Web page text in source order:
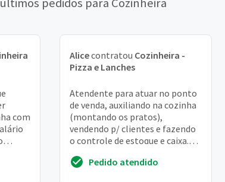
com
Alicecontratou Cozinheira -
Pizza e Lanches
Atendente para atuar no ponto
de venda, auxiliando na cozinha
(montando os pratos),
vendendo p/ clientes e fazendo
o controle de estoque e caixa.
na aldeota...
Pedido atendido